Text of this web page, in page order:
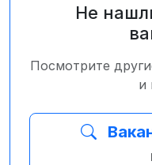
Не
Посмотрите
и